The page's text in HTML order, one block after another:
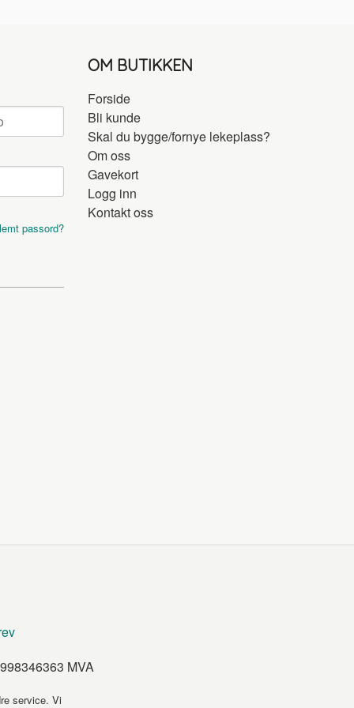
passord?
OM BUTIKKEN
Forside
Bli kunde
Skal du bygge/fornye lekeplass?
Om oss
Gavekort
Logg inn
Kontakt oss
MVA
service. Vi